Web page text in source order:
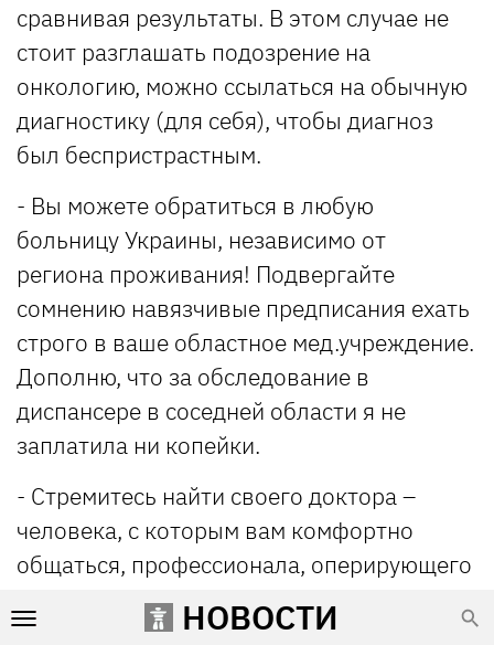
НОВОСТИ
сравнивая результаты. В этом случае не
стоит разглашать подозрение на
онкологию, можно ссылаться на обычную
диагностику (для себя), чтобы диагноз
был беспристрастным.
- Вы можете обратиться в любую
больницу Украины, независимо от
региона проживания! Подвергайте
сомнению навязчивые предписания ехать
строго в ваше областное мед.учреждение.
Дополню, что за обследование в
диспансере в соседней области я не
заплатила ни копейки.
- Стремитесь найти своего доктора –
человека, с которым вам комфортно
общаться, профессионала, оперирующего
фактами, а не вашими страхами и
эмоциями.